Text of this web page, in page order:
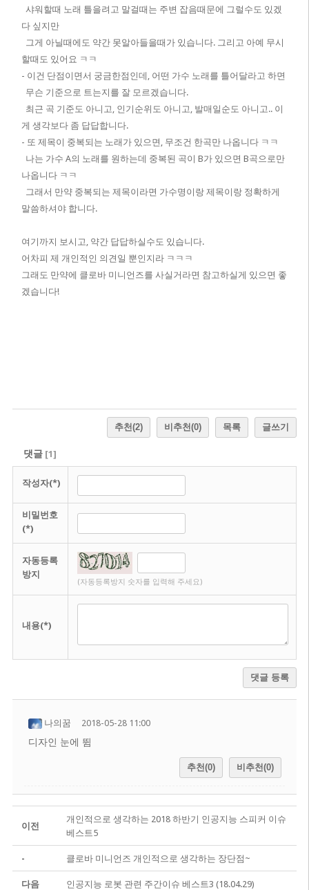
샤워할때 노래 틀을려고 말걸때는 주변 잡음때문에 그럴수도 있겠
다 싶지만
그게 아닐때에도 약간 못알아들을때가 있습니다. 그리고 아예 무시
할때도 있어요 ㅋㅋ
- 이건 단점이면서 궁금한점인데, 어떤 가수 노래를 틀어달라고 하면
무슨 기준으로 트는지를 잘 모르겠습니다.
최근 곡 기준도 아니고, 인기순위도 아니고, 발매일순도 아니고.. 이
게 생각보다 좀 답답합니다.
- 또 제목이 중복되는 노래가 있으면, 무조건 한곡만 나옵니다 ㅋㅋ
나는 가수 A의 노래를 원하는데 중복된 곡이 B가 있으면 B곡으로만
나옵니다 ㅋㅋ
그래서 만약 중복되는 제목이라면 가수명이랑 제목이랑 정확하게
말씀하셔야 합니다.
여기까지 보시고, 약간 답답하실수도 있습니다.
어차피 제 개인적인 의견일 뿐인지라 ㅋㅋㅋ
그래도 만약에 클로바 미니언즈를 사실거라면 참고하실게 있으면 좋
겠습니다!
추천(2) 비추천(0) 목록 글쓰기
댓글[1]
작성자(*)
비밀번호
(*)
자동등록
방지
(자동등록방지 숫자를 입력해 주세요)
내용(*)
댓글 등록
나의꿈 2018-05-28 11:00
디자인 눈에 뜀
추천(0) 비추천(0)
이전
개인적으로 생각하는 2018 하반기 인공지능 스피커 이슈
베스트5
- 클로바 미니언즈 개인적으로 생각하는 장단점~
다음 인공지능 로봇 관련 주간이슈 베스트3 (18.04.29)